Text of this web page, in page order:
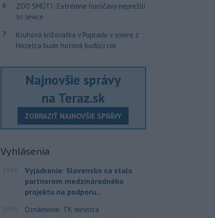
6
ZOO SMÚTI: Extrémne horúčavy neprežili
tri levice
7
Kruhová križovatka v Poprade v smere z
Hozelca bude hotová budúci rok
Najnovšie správy
na Teraz.sk
ZOBRAZIŤ NAJNOVŠIE SPRÁVY
Vyhlásenia
10:43
Vyjadrenie: Slovensko sa stalo
partnerom medzinárodného
projektu na podporu...
10:36
Oznámenie: TK ministra